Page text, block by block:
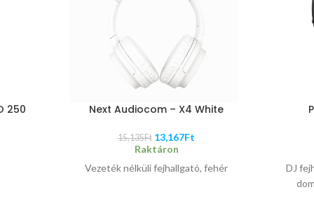
250 Next Audiocom – X4 White
15,135Ft 13,167Ft
Raktáron
Vezeték nélküli fejhallgató, fehér
DJ